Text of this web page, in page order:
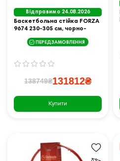
Відправимо 24.08.2026
Баскетбольна стійка FORZA
9674 230-305 см, чорно-
ПЕРЕДЗАМОВЛЕННЯ
138749₴131812₴
Купити